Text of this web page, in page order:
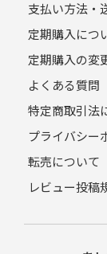
支払い方法・
定期購入につ
定期購入の変
よくある質問
特定商取引法
プライバシー
転売について
レビュー投稿